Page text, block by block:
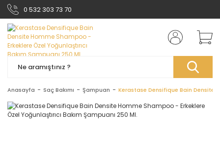
0 532 303 73 70
Anasayfa Saç Bakımı Şampuan Kerastase Densifique Bain Densite